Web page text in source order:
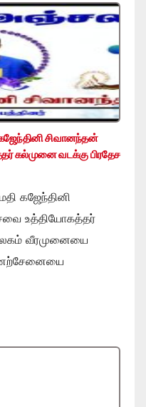
சிவானந்தன்
கல்முனை வடக்கு பிரதேச
கஜேந்தினி
உத்தியோகத்தர்
வீரமுனையை